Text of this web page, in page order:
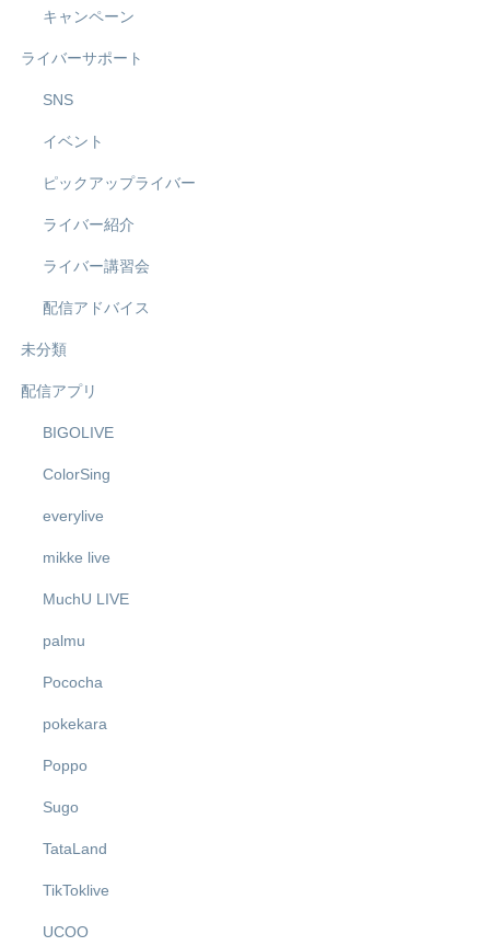
キャンペーン
ライバーサポート
SNS
イベント
ピックアップライバー
ライバー紹介
ライバー講習会
配信アドバイス
未分類
配信アプリ
BIGOLIVE
ColorSing
everylive
mikke live
MuchU LIVE
palmu
Pococha
pokekara
Poppo
Sugo
TataLand
TikToklive
UCOO